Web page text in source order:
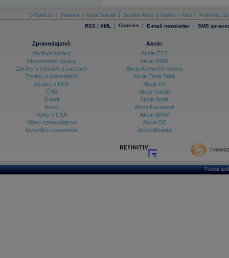
O Patria.cz Reklama Mapa Stránek Skupina Patria Kariéra v Patrii Podmínky
RSS / XML | Cookies | E-mail newsletter | SMS
Zpravodajství:
Akciové zprávy
Ekonomické zprávy
Zprávy o měnách a sazbách
Zprávy o komoditách
Zprávy o HDP
ČNB
Grexit
Brexit
Volby v USA
Video zpravodajství
Investiční komentáře
Akcie:
Akcie ČEZ
Akcie NWR
Akcie Komerční banka
Akcie Erste Bank
Akcie O2
Akcie Kofola
Akcie Apple
Akcie Facebook
Akcie BMW
Akcie GE
Akcie Moneta
Tvorba